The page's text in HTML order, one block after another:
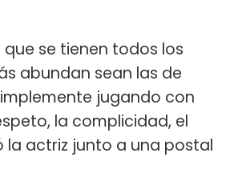
se tienen todos los
abundan sean las de
jugando con
la complicidad, el
actriz junto a una postal